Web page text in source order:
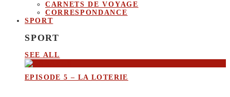
CARNETS DE VOYAGE
CORRESPONDANCE
SPORT
SPORT
SEE ALL
EPISODE 5 – LA LOTERIE